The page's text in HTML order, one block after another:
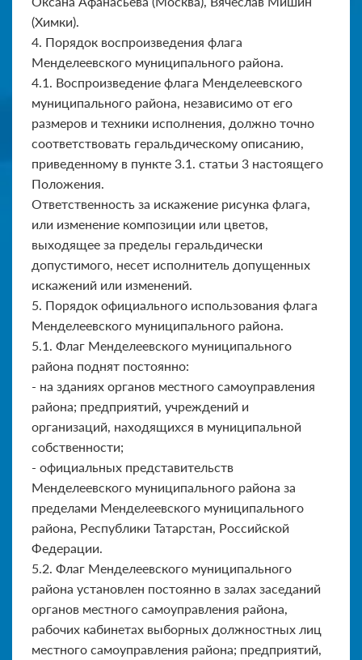
(Химки).
4. Порядок воспроизведения флага
Менделеевского муниципального района.
4.1. Воспроизведение флага Менделеевского
муниципального района, независимо от его
размеров и техники исполнения, должно точно
соответствовать геральдическому описанию,
приведенному в пункте 3.1. статьи 3 настоящего
Положения.
Ответственность за искажение рисунка флага,
или изменение композиции или цветов,
выходящее за пределы геральдически
допустимого, несет исполнитель допущенных
искажений или изменений.
5. Порядок официального использования флага
Менделеевского муниципального района.
5.1. Флаг Менделеевского муниципального
района поднят постоянно:
- на зданиях органов местного самоуправления
района; предприятий, учреждений и
организаций, находящихся в муниципальной
собственности;
- официальных представительств
Менделеевского муниципального района за
пределами Менделеевского муниципального
района, Республики Татарстан, Российской
Федерации.
5.2. Флаг Менделеевского муниципального
района установлен постоянно в залах заседаний
органов местного самоуправления района,
рабочих кабинетах выборных должностных лиц
местного самоуправления района; предприятий,